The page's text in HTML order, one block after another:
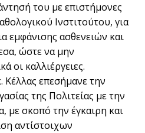
του με επιστήμονες
Ινστιτούτου, για
εμφάνισης ασθενειών και
ώστε να μην
οι καλλιέργειες.
επεσήμανε την
της Πολιτείας με την
με σκοπό την έγκαιρη και
αντίστοιχων